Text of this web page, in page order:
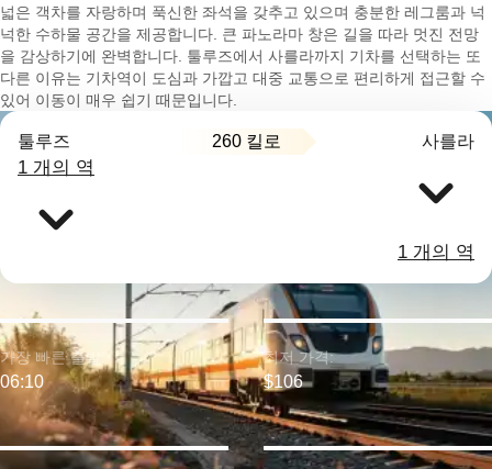
넓은 객차를 자랑하며 푹신한 좌석을 갖추고 있으며 충분한 레그룸과 넉
넉한 수하물 공간을 제공합니다. 큰 파노라마 창은 길을 따라 멋진 전망
을 감상하기에 완벽합니다. 툴루즈에서 사를라까지 기차를 선택하는 또
다른 이유는 기차역이 도심과 가깝고 대중 교통으로 편리하게 접근할 수
있어 이동이 매우 쉽기 때문입니다.
툴루즈 260 킬로 사를라
1 개의 역
1 개의 역
가장 빠른 출발:
06:10
최저 가격:
$106